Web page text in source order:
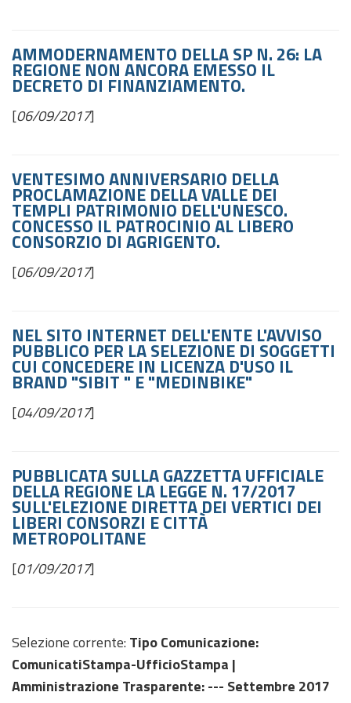
AMMODERNAMENTO DELLA SP N. 26: LA
REGIONE NON ANCORA EMESSO IL
DECRETO DI FINANZIAMENTO.
[06/09/2017]
VENTESIMO ANNIVERSARIO DELLA
PROCLAMAZIONE DELLA VALLE DEI
TEMPLI PATRIMONIO DELL'UNESCO.
CONCESSO IL PATROCINIO AL LIBERO
CONSORZIO DI AGRIGENTO.
[06/09/2017]
NEL SITO INTERNET DELL'ENTE L'AVVISO
PUBBLICO PER LA SELEZIONE DI SOGGETTI
CUI CONCEDERE IN LICENZA D'USO IL
BRAND "SIBIT " E "MEDINBIKE"
[04/09/2017]
PUBBLICATA SULLA GAZZETTA UFFICIALE
DELLA REGIONE LA LEGGE N. 17/2017
SULL'ELEZIONE DIRETTA DEI VERTICI DEI
LIBERI CONSORZI E CITTÀ
METROPOLITANE
[01/09/2017]
Selezione corrente: Tipo Comunicazione:
ComunicatiStampa-UfficioStampa |
Amministrazione Trasparente: --- Settembre 2017